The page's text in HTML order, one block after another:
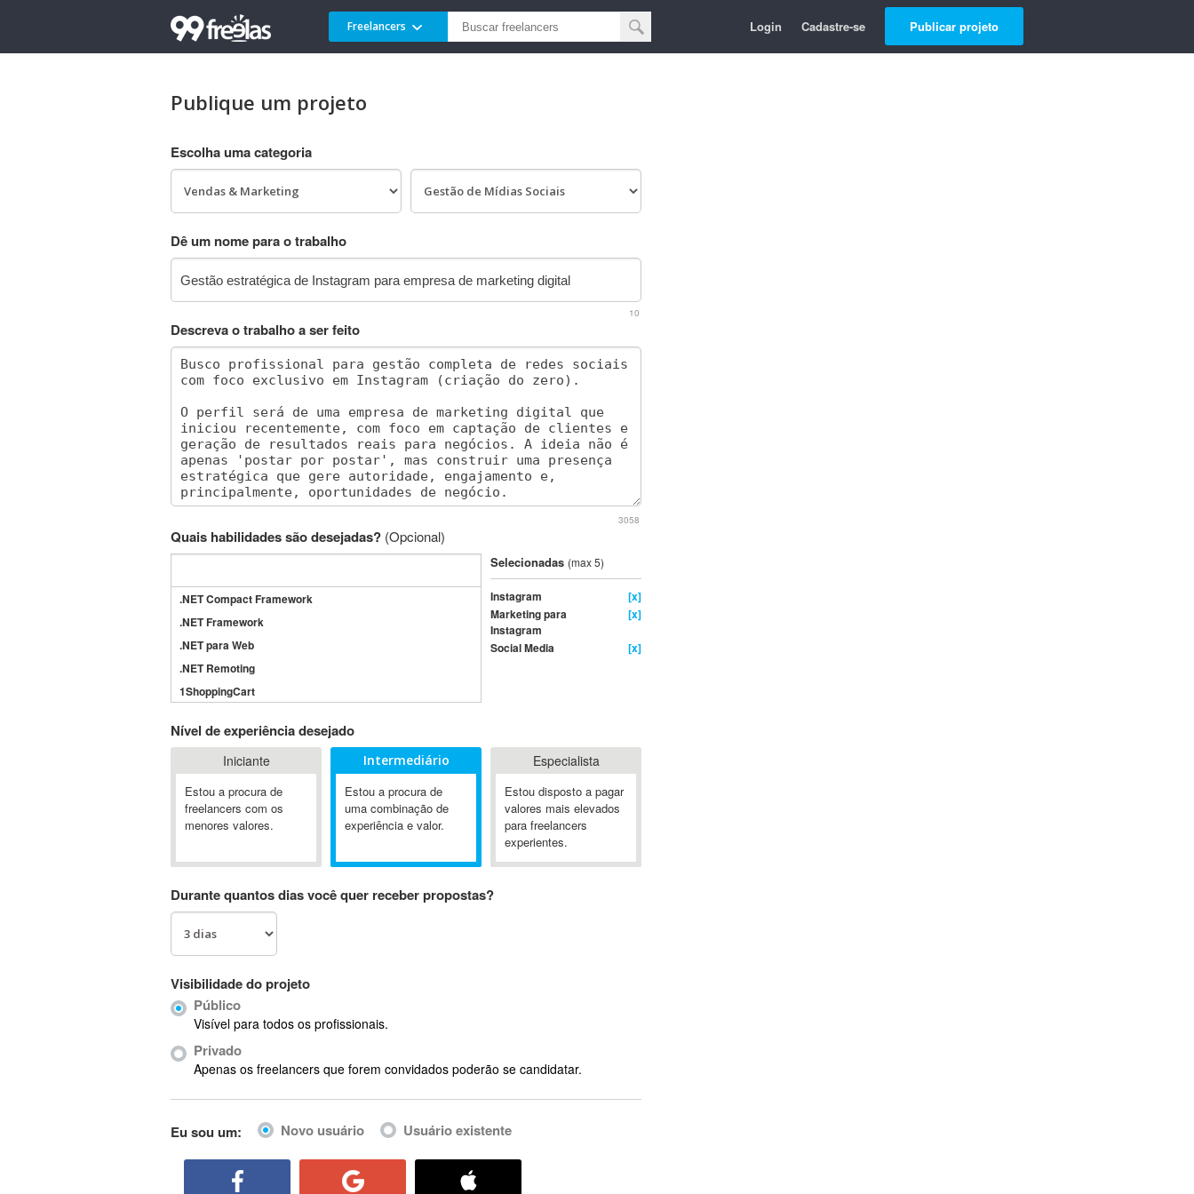
Freelancers Login Cadastre-se Publicar projeto
Publique um projeto
Escolha uma categoria
Dê um nome para o trabalho
10
Descreva o trabalho a ser feito
3058
Quais habilidades são desejadas? (Opcional)
.NET Compact Framework
.NET Framework
.NET para Web
.NET Remoting
1ShoppingCart
3GSM
4D Dimension
802.11
A&P
A-GPS
Ab Initio
ABIS
AbleCommerce
Ableton Live
Abstract Window Toolkit (AWT)
Selecionadas (max 5)
Instagram
[x]
Marketing para
Instagram
[x]
Social Media [x]
Nível de experiência desejado
Iniciante
Estou a procura de
freelancers com os
menores valores.
Intermediário
Estou a procura de
uma combinação de
experiência e valor.
Especialista
Estou disposto a pagar
valores mais elevados
para freelancers
experientes.
Durante quantos dias você quer receber propostas?
Visibilidade do projeto
Público
Visível para todos os profissionais.
Privado
Apenas os freelancers que forem convidados poderão se candidatar.
Eu sou um: Novo usuário Usuário existente